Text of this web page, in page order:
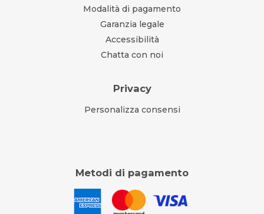
Modalità di pagamento
Garanzia legale
Accessibilità
Chatta con noi
Privacy
Personalizza consensi
Metodi di pagamento